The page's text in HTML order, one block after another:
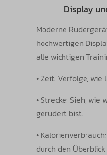
Display
Moderne
hochwertigen
alle wichtigen
• Zeit: Verfolge,
• Strecke: Sieh, wie
gerudert bist.
•
durch den